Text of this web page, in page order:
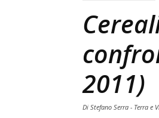
2011)
Di Stefano Serra - Terra e